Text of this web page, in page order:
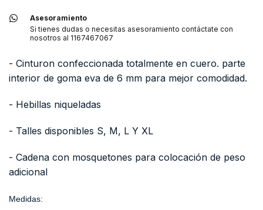
Asesoramiento
Si tienes dudas o necesitas asesoramiento contáctate con
nosotros al 1167467067
- Cinturon confeccionada totalmente en cuero. parte
interior de goma eva de 6 mm para mejor comodidad.
- Hebillas niqueladas
- Talles disponibles S, M, L Y XL
- Cadena con mosquetones para colocación de peso
adicional
Medidas: